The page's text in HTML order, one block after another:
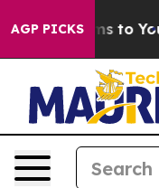
AGP PICKS
Harms to Youth